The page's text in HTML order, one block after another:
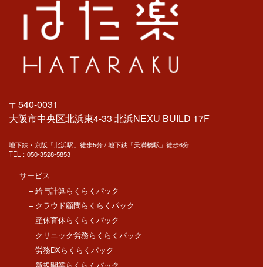
〒540-0031
大阪市中央区北浜東4-33 北浜NEXU BUILD 17F
地下鉄・京阪「北浜駅」徒歩5分 / 地下鉄「天満橋駅」徒歩6分
TEL： 050-3528-5853
サービス
– 給与計算らくらくパック
– クラウド顧問らくらくパック
– 産休育休らくらくパック
– クリニック労務らくらくパック
– 労務DXらくらくパック
– 新規開業らくらくパック